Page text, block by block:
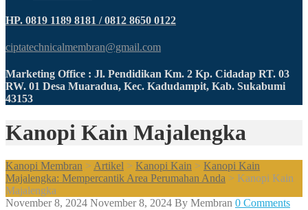
HP. 0819 1189 8181 / 0812 8650 0122
ciptatechnicalmembran@gmail.com
Marketing Office : Jl. Pendidikan Km. 2 Kp. Cidadap RT. 03
RW. 01 Desa Muaradua, Kec. Kadudampit, Kab. Sukabumi
43153
Kanopi Kain Majalengka
Kanopi Membran > Artikel > Kanopi Kain > Kanopi Kain
Majalengka: Mempercantik Area Perumahan Anda > Kanopi Kain
Majalengka
November 8, 2024 November 8, 2024 By Membran 0 Comments